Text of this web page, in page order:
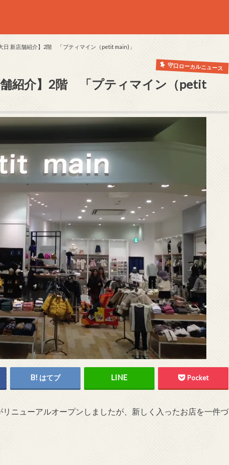
日 新店舗紹介】2階 「プティマイン（petit main)」
守口ローカルニュース
舗紹介】2階 「プティマイン（petit
はてブ Pocket
ニューアルオープンしましたが、新しく入ったお店を一件づ